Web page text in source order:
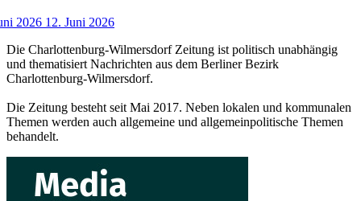
2026 12. Juni 2026
Die Charlottenburg-Wilmersdorf Zeitung ist politisch unabhängig
und thematisiert Nachrichten aus dem Berliner Bezirk
Charlottenburg-Wilmersdorf.
Die Zeitung besteht seit Mai 2017. Neben lokalen und kommunalen
Themen werden auch allgemeine und allgemeinpolitische Themen
behandelt.